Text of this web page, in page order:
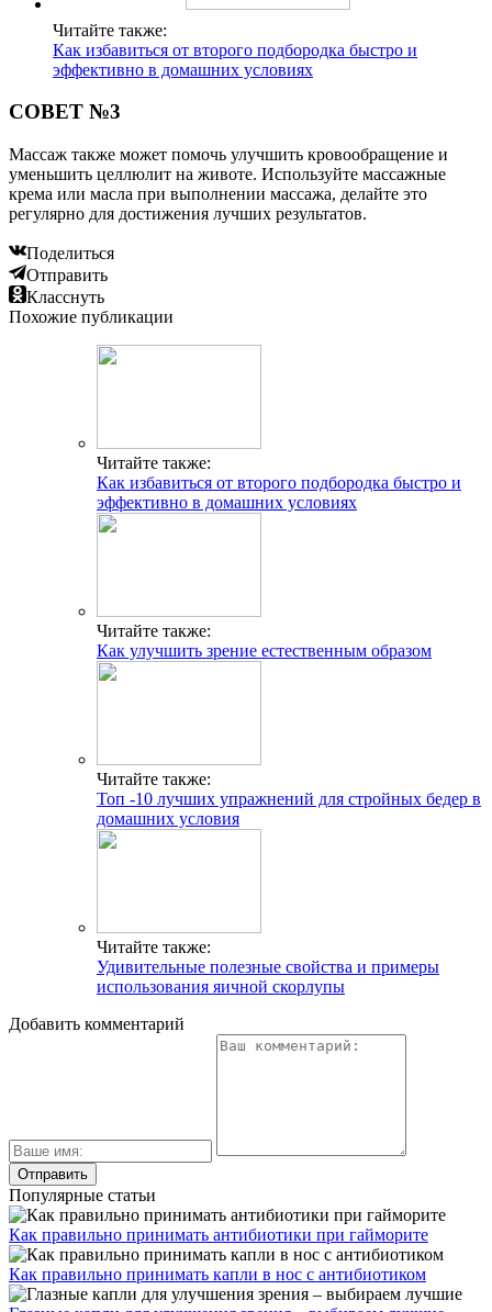
Читайте также:
Как избавиться от второго подбородка быстро и
эффективно в домашних условиях
СОВЕТ №3
Массаж также может помочь улучшить кровообращение и
уменьшить целлюлит на животе. Используйте массажные
крема или масла при выполнении массажа, делайте это
регулярно для достижения лучших результатов.
Поделиться
Отправить
Класснуть
Похожие публикации
Читайте также:
Как избавиться от второго подбородка быстро и
эффективно в домашних условиях
Читайте также:
Как улучшить зрение естественным образом
Читайте также:
Топ -10 лучших упражнений для стройных бедер в
домашних условия
Читайте также:
Удивительные полезные свойства и примеры
использования яичной скорлупы
Добавить комментарий
Популярные статьи
Как правильно принимать антибиотики при гайморите
Как правильно принимать капли в нос с антибиотиком